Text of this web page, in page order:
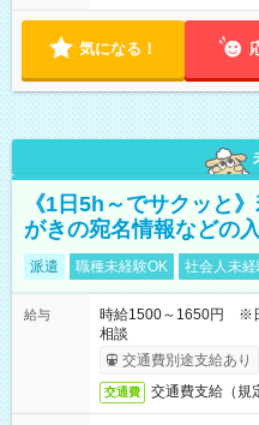
気になる！
《1日5h～でサクッと
がきの宛名情報などの
派遣 職種未経験OK 社会人未
給与
時給1500～1650円 ※
相談
交通費別途支給あり
交通費 交通費支給（規